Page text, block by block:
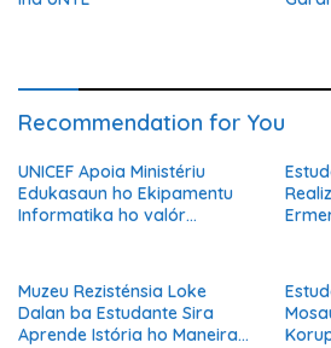
Recommendation for You
UNICEF Apoia Ministériu
Edukasaun ho Ekipamentu
Informatika ho valór
Muzeu Rezisténsia Loke
Dalan ba Estudante Sira
Aprende Istória ho Maneira